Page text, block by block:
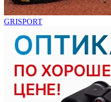
GRISPORT